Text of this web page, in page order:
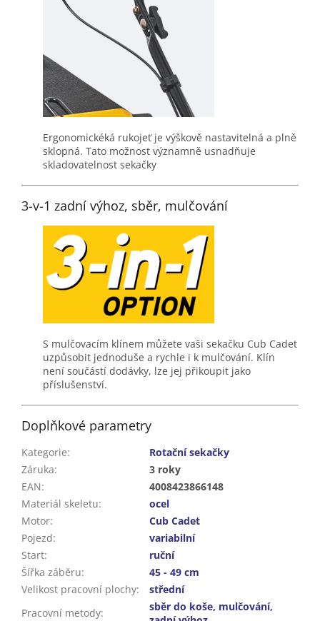
Ergonomickéká rukojeť je výškově nastavitelná a plně
sklopná. Tato možnost významně usnadňuje
skladovatelnost sekačky
3-v-1 zadní výhoz, sběr, mulčování
S mulčovacím klínem můžete vaši sekačku Cub Cadet
uzpůsobit jednoduše a rychle i k mulčování. Klín
není součástí dodávky, lze jej přikoupit jako
příslušenství.
Doplňkové parametry
Kategorie:
Rotační sekačky
Záruka:
3 roky
EAN:
4008423866148
Materiál skeletu:
ocel
Motor:
Cub Cadet
Pojezd:
variabilní
Start:
ruční
Šířka záběru:
45 - 49 cm
Velikost pracovní plochy:
střední
Pracovní metody: sběr do koše, mulčování,